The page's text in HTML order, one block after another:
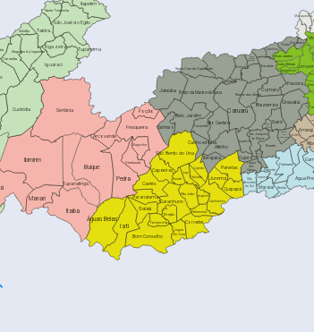
Jataúba
Toritama
Santa Cruz do Capibaribe Vertentes Surubim
Brejo da Madre de Deus
Bezerros
Riacho das Almas
Cumaru
Buíque
Poção
Arcoverde
São José do Egito
Itapetim
Santa Terezinha
Ingazeira Tuparetma
Solidão Tabira
Manari
Itaíba
Águas Belas
Iatí
Saloá
Bom Conselho
Lagoa
do Ouro
Correntes
Palmeirina
Canhotinho
Quipapá
São
Benedito
do Sul
Lagoa
dos
Gatos
Maraial
Catende
Palmares
Belém
Bonito
Barra
de
Guabiraba
Sairé
Água
Cortês
Amaraji
Xexéu
Jaqueira
Panelas
Ibirajuba
Altinho
Agrestina
São Joaquim
do Monte
Cachoeirinha
São Bento do Una
Tacaimbó
Belo Jardim
São Caetano
Caruaru
Gravatá
Jurema
Calçado
Lajedo
Angelim
São João
Jucati
Jupi
Terezinha
Brejão
Garanhuns
Paranatama
Caetés
Capoeiras
Tupanatinga
Pedra
Venturosa
Alagoinha
Pesqueira Sanharó
Ibimirim
Custódia Sertânia
Carnaíba
Afogados da Ingazeira
Iguaraci
Passira
Salgadinho
João Alfredo
Bom Jardim
Casinhas
Orobó
Machados
Macaparana
Cupira